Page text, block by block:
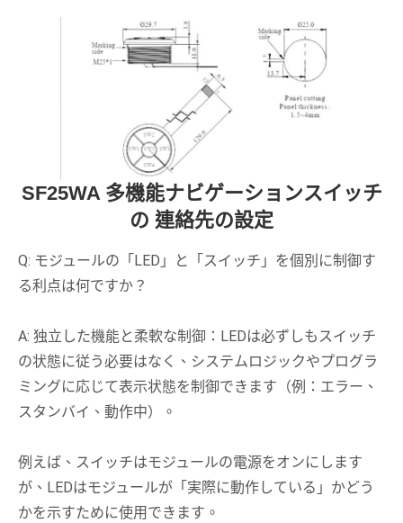
SF25WA 多機能ナビゲーションスイッチ
の 連絡先の設定
Q: モジュールの「LED」と「スイッチ」を個別に制御す
る利点は何ですか？
A: 独立した機能と柔軟な制御：LEDは必ずしもスイッチ
の状態に従う必要はなく、システムロジックやプログラ
ミングに応じて表示状態を制御できます（例：エラー、
スタンバイ、動作中）。
例えば、スイッチはモジュールの電源をオンにします
が、LEDはモジュールが「実際に動作している」かどう
かを示すために使用できます。